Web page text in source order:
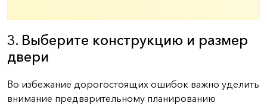
3. Выберите конструкцию и размер
двери
Во избежание дорогостоящих ошибок важно уделить
внимание предварительному планированию